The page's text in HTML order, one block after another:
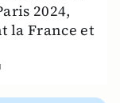
2024,
la France et